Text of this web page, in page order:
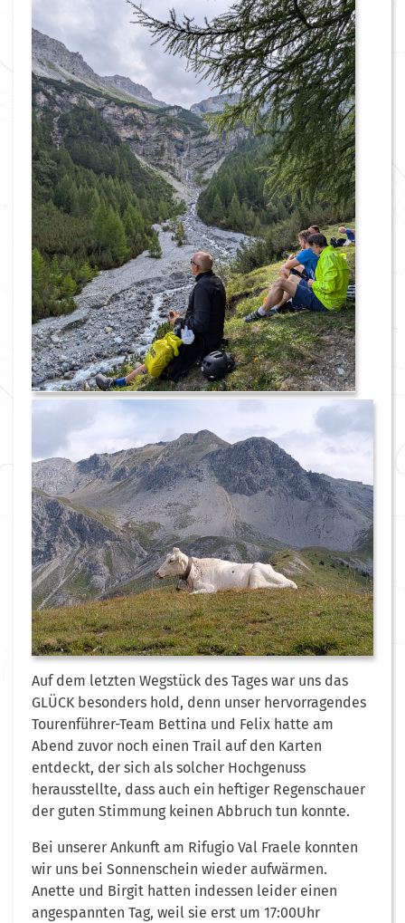
Auf dem letzten Wegstück des Tages war uns das
GLÜCK besonders hold, denn unser hervorragendes
Tourenführer-Team Bettina und Felix hatte am
Abend zuvor noch einen Trail auf den Karten
entdeckt, der sich als solcher Hochgenuss
herausstellte, dass auch ein heftiger Regenschauer
der guten Stimmung keinen Abbruch tun konnte.
Bei unserer Ankunft am Rifugio Val Fraele konnten
wir uns bei Sonnenschein wieder aufwärmen.
Anette und Birgit hatten indessen leider einen
angespannten Tag, weil sie erst um 17:00Uhr